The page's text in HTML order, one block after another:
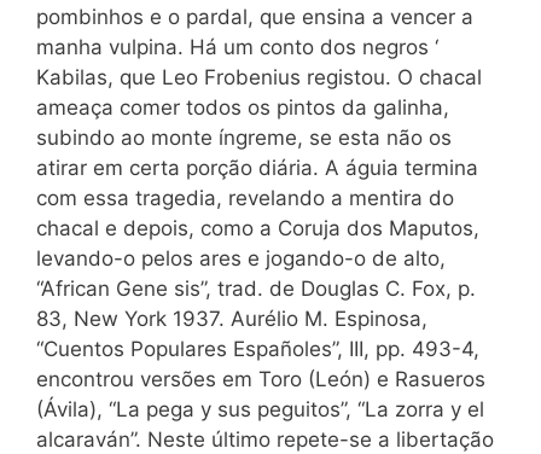
pombinhos e o pardal, que ensina a vencer a
manha vulpina. Há um conto dos negros ‘
Kabilas, que Leo Frobenius registou. O chacal
ameaça comer todos os pintos da galinha,
subindo ao monte íngreme, se esta não os
atirar em certa porção diária. A águia termina
com essa tragedia, revelando a mentira do
chacal e depois, como a Coruja dos Maputos,
levando-o pelos ares e jogando-o de alto,
“African Gene sis”, trad. de Douglas C. Fox, p.
83, New York 1937. Aurélio M. Espinosa,
“Cuentos Populares Españoles”, III, pp. 493-4,
encontrou versões em Toro (León) e Rasueros
(Ávila), “La pega y sus peguitos”, “La zorra y el
alcaraván”. Neste último repete-se a libertação